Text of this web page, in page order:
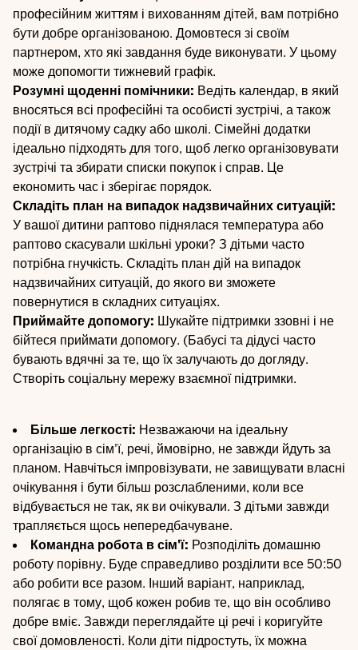
професійним життям і вихованням дітей, вам потрібно
бути добре організованою. Домовтеся зі своїм
партнером, хто які завдання буде виконувати. У цьому
може допомогти тижневий графік.
Розумні щоденні помічники: Ведіть календар, в який
вносяться всі професійні та особисті зустрічі, а також
події в дитячому садку або школі. Сімейні додатки
ідеально підходять для того, щоб легко організовувати
зустрічі та збирати списки покупок і справ. Це
економить час і зберігає порядок.
Складіть план на випадок надзвичайних ситуацій:
У вашої дитини раптово піднялася температура або
раптово скасували шкільні уроки? З дітьми часто
потрібна гнучкість. Складіть план дій на випадок
надзвичайних ситуацій, до якого ви зможете
повернутися в складних ситуаціях.
Приймайте допомогу: Шукайте підтримки ззовні і не
бійтеся приймати допомогу. (Бабусі та дідусі часто
бувають вдячні за те, що їх залучають до догляду.
Створіть соціальну мережу взаємної підтримки.
Більше легкості: Незважаючи на ідеальну
організацію в сім'ї, речі, ймовірно, не завжди йдуть за
планом. Навчіться імпровізувати, не завищувати власні
очікування і бути більш розслабленими, коли все
відбувається не так, як ви очікували. З дітьми завжди
трапляється щось непередбачуване.
Командна робота в сім'ї: Розподіліть домашню
роботу порівну. Буде справедливо розділити все 50:50
або робити все разом. Інший варіант, наприклад,
полягає в тому, щоб кожен робив те, що він особливо
добре вміє. Завжди переглядайте ці речі і коригуйте
свої домовленості. Коли діти підростуть, їх можна